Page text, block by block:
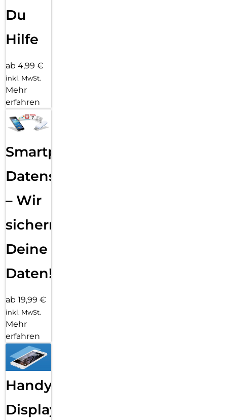
Du
Hilfe
ab 4,99 €
inkl. MwSt.
Mehr
erfahren
Smartphone
Datensicherung
– Wir
sichern
Deine
Daten!
ab 19,99 €
inkl. MwSt.
Mehr
erfahren
Handy
Displayfolie